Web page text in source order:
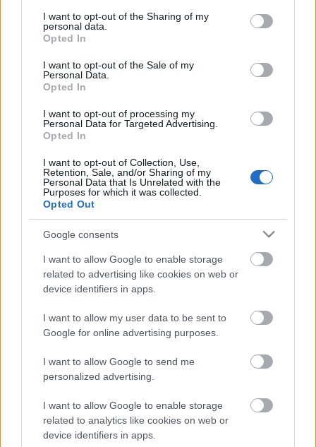
not limited to your visit or usage behaviour. You may click to
grant or deny consent to Google and its third-party tags to
use your data for below specified purposes in below Google
consent section.
I want to opt-out of the Sharing of my
personal data.
Opted In
I want to opt-out of the Sale of my
Personal Data.
Opted In
I want to opt-out of processing my
Personal Data for Targeted Advertising.
Opted In
I want to opt-out of Collection, Use,
Retention, Sale, and/or Sharing of my
Personal Data that Is Unrelated with the
Purposes for which it was collected.
Opted Out
Google consents
I want to allow Google to enable storage
related to advertising like cookies on web or
device identifiers in apps.
I want to allow my user data to be sent to
Google for online advertising purposes.
I want to allow Google to send me
personalized advertising.
I want to allow Google to enable storage
related to analytics like cookies on web or
device identifiers in apps.
Tavaly októberben készen lett Piri a Varrós
vasárnapok monokróm blokkjainak összevarrásával:
Hát nem csodaszép? ♥ Kíváncsian várjuk a többiekét
Gyertek PJulcsihoz! :-)
2013. február 09.
PJulcsi indított egy BOM-ot. Ezt írja róla:
"Mindenekelőtt szeretném leszögezni, hogy ez nem
egy játék, nincsenek feltételek, nincs határidő, nem
kell jelentkezni sem, hisz a dolog nem titkos. Sőt!:) Ha
itt vagy és velünk (velem és a "tanítványaimmal")
varrsz, akkor…
Virágcsokor
2013. február 07.
képet (bőszen keresem hozzá a pontos leírást, bár a
képek magukért beszélnek). Érdemes lenne
http://www.flickriver.com/groups/1137748@N24/